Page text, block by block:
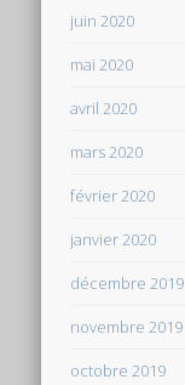
juin 2020
mai 2020
avril 2020
mars 2020
février 2020
janvier 2020
décembre 2019
novembre 2019
octobre 2019